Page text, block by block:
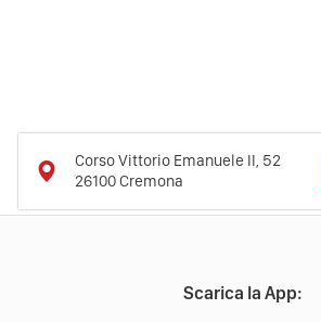
Corso Vittorio Emanuele II, 52
26100Cremona
Scarica la App: